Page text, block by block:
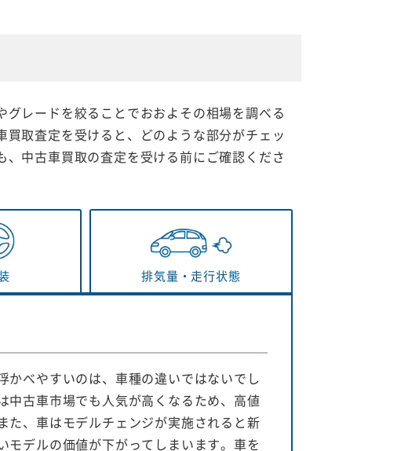
レードを絞ることでおおよその相場を調べる
取査定を受けると、どのような部分がチェッ
中古車買取の査定を受ける前にご確認くださ
排気量・ 走行状態
べやすいのは、車種の違いではないでし
中古車市場でも人気が高くなるため、高値
た、車はモデルチェンジが実施されると新
デルの価値が下がってしまいます。車を